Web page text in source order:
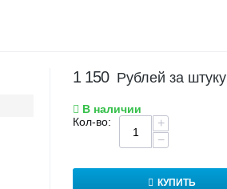
1 150 Рублей за штуку
В наличии
Кол-во:
+
−
КУПИТЬ